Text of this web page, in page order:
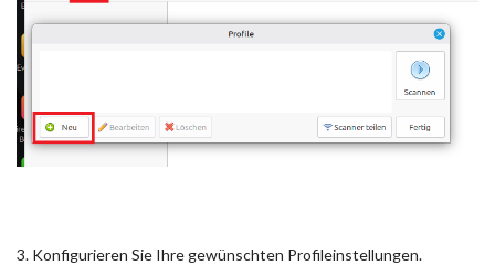
3. Konfigurieren Sie Ihre gewünschten Profileinstellungen.